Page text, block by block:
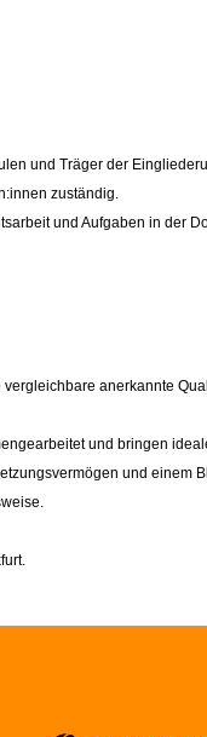
und Träger der
zuständig.
und Aufgaben in der
anerkannte
und bringen
und einem